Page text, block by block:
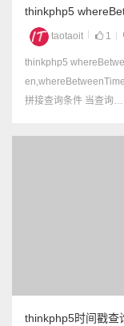
thinkphp5
taotaoit 1
thinkphp5 whereBetwe
en,whereBetweenTime
拼接查询条件 当查询时
时间是时间戳格式 ->wh
thinkphp5时间戳查